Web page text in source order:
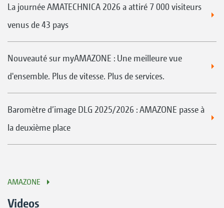
La journée AMATECHNICA 2026 a attiré 7 000 visiteurs
venus de 43 pays
Nouveauté sur myAMAZONE : Une meilleure vue
d'ensemble. Plus de vitesse. Plus de services.
Baromètre d’image DLG 2025/2026 : AMAZONE passe à
la deuxième place
AMAZONE
Videos